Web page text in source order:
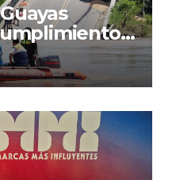
y
en
puente
en